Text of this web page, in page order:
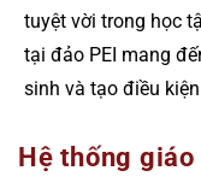
tuyệt vời trong học
tại đảo PEI mang
sinh và tạo điều
Hệ thống